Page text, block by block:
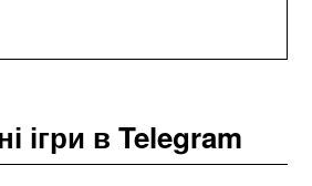
ігри в Telegram